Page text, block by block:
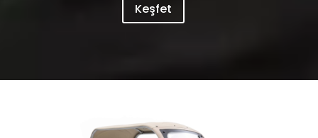
Keşfet